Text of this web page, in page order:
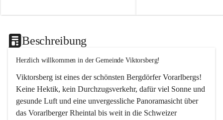
Beschreibung
Herzlich willkommen in der Gemeinde Viktorsberg!
Viktorsberg ist eines der schönsten Bergdörfer Vorarlbergs!
Keine Hektik, kein Durchzugsverkehr, dafür viel Sonne und
gesunde Luft und eine unvergessliche Panoramasicht über
das Vorarlberger Rheintal bis weit in die Schweizer